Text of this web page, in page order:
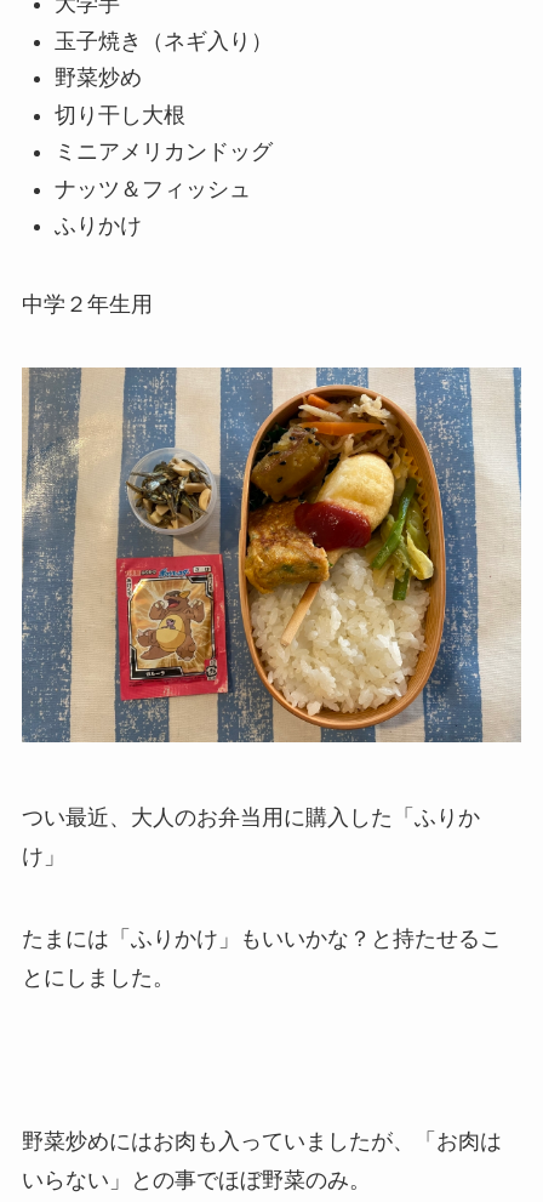
玉子焼き（ネギ入り）
野菜炒め
切り干し大根
ミニアメリ カンドッグ
ナッツ＆フィッシュ
ふりかけ
中学２年生用
つい最近、大人のお弁当用に購入した「ふりか
け」
たまには「ふりかけ」もいいかな？と持たせるこ
とにしました。
野菜炒めにはお肉も入っていましたが、「お肉は
いらない」との事でほぼ野菜のみ。